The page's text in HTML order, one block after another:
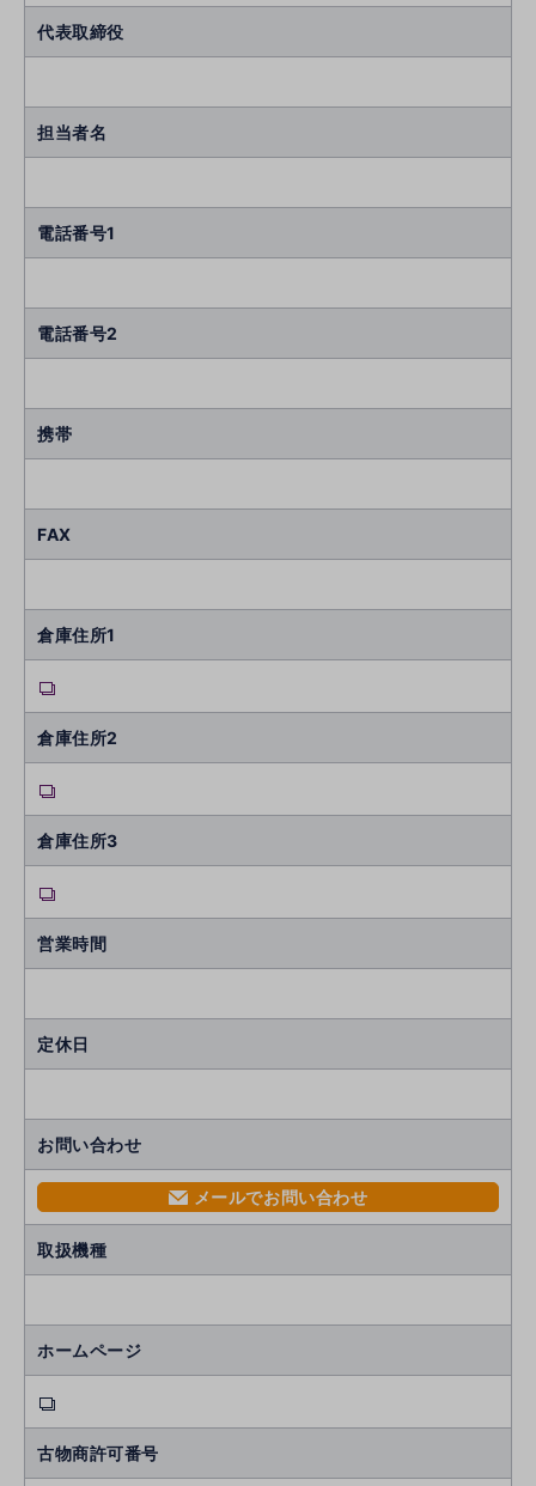
代表取締役
担当者名
電話番号1
電話番号2
携帯
FAX
倉庫住所1
倉庫住所2
倉庫住所3
営業時間
定休日
お問い合わせ
mail メールでお問い合わせ
取扱機種
ホームページ
古物商許可番号